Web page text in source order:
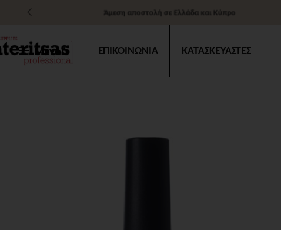
Άμεση αποστολή σε Ελλάδα και Κύπρο
Μενού ΕΠΙΚΟΙΝΩΝΙΑ ΚΑΤΑΣΚΕΥΑΣΤΕΣ